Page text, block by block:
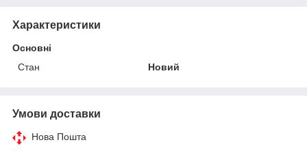
Характеристики
Основні
Стан
Новий
Умови доставки
Нова Пошта